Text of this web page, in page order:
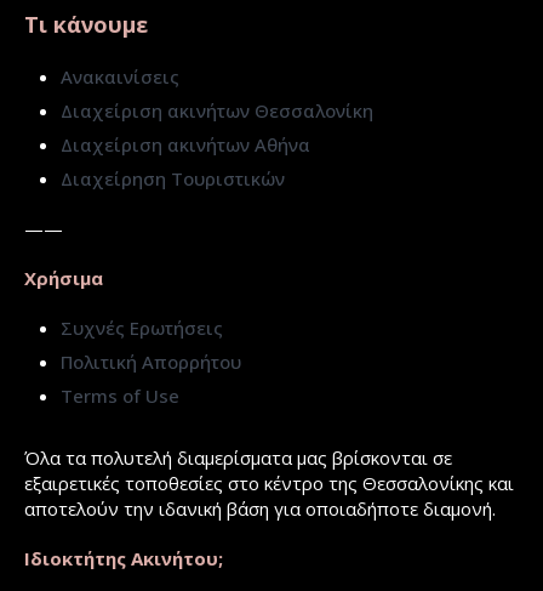
Τι κάνουμε
Ανακαινίσεις
Διαχείριση ακινήτων Θεσσαλονίκη
Διαχείριση ακινήτων Αθήνα
Διαχείρηση Τουριστικών
——
Χρήσιμα
Συχνές Ερωτήσεις
Πολιτική Απορρήτου
Terms of Use
Όλα τα πολυτελή διαμερίσματα μας βρίσκονται σε
εξαιρετικές τοποθεσίες στο κέντρο της Θεσσαλονίκης και
αποτελούν την ιδανική βάση για οποιαδήποτε διαμονή.
Ιδιοκτήτης Ακινήτου;